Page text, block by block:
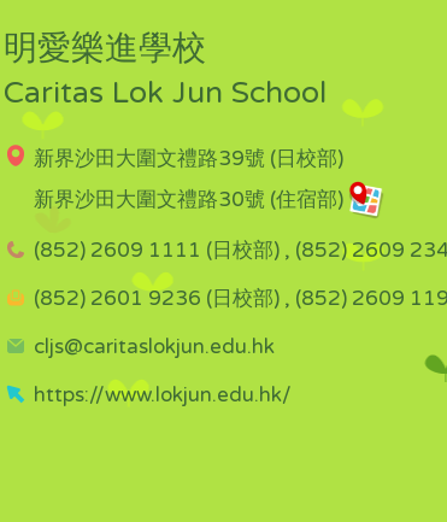
明愛樂進學校
Caritas Lok Jun School
新界沙田大圍文禮路39號 (日校部)
新界沙田大圍文禮路30號 (住宿部)
(852) 2609 1111 (日校部) , (852) 2609
(852) 2601 9236 (日校部) , (852) 2609
cljs@caritaslokjun.edu.hk
https://www.lokjun.edu.hk/